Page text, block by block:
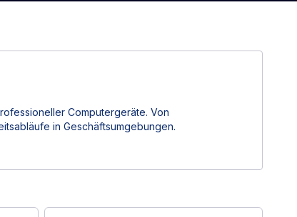
Computergeräte. Von
in Geschäftsumgebungen.